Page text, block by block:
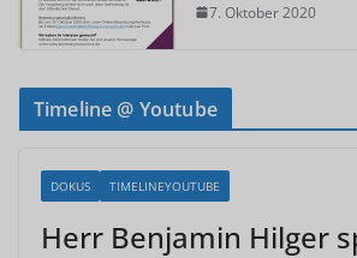
7. Oktober 2020
Timeline @ Youtube
DOKUS TIMELINEYOUTUBE
Herr Benjamin Hilger